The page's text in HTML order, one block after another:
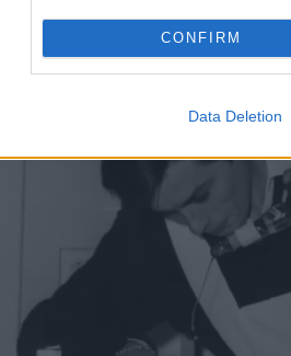
CONFIRM
Data Deletion